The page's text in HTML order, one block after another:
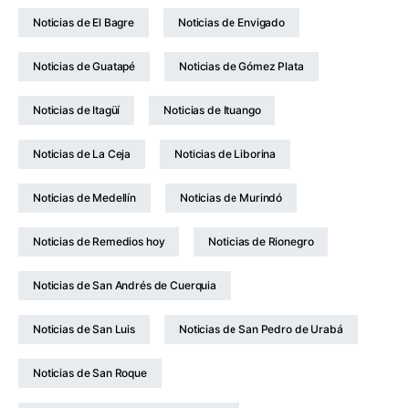
Noticias de El Bagre Noticias de Envigado
Noticias de Guatapé Noticias de Gómez Plata
Noticias de Itagüí Noticias de Ituango
Noticias de La Ceja Noticias de Liborina
Noticias de Medellín Noticias de Murindó
Noticias de Remedios hoy Noticias de Rionegro
Noticias de San Andrés de Cuerquia
Noticias de San Luis Noticias de San Pedro de Urabá
Noticias de San Roque